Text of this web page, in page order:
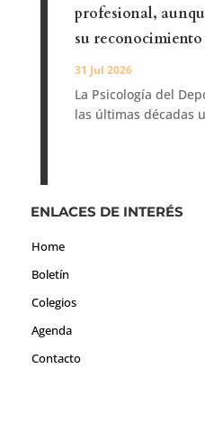
profesional,
su
31 Jul 2026
La Psicología del
las últimas décadas
ENLACES DE INTERÉS
Home
Boletín
Colegios
Agenda
Contacto